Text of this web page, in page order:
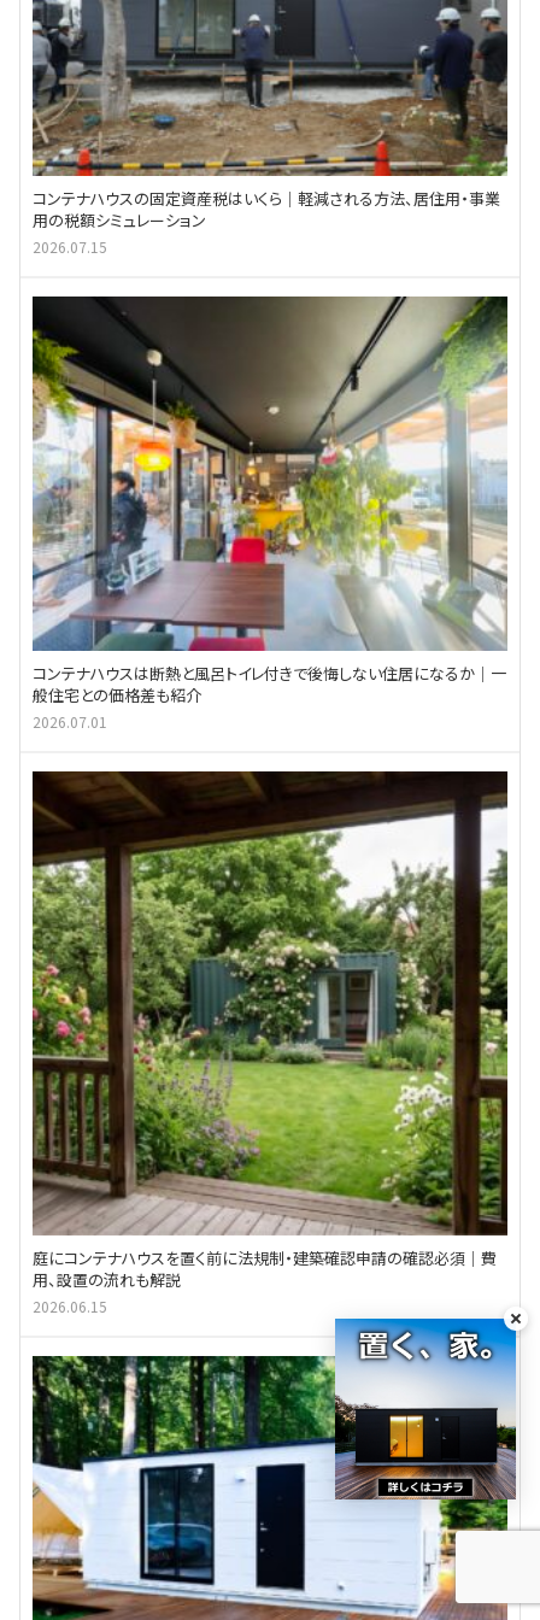
コンテナハウスの固定資産税はいくら｜軽減される方法、居住用・事業
用の税額シミュレーション
2026.07.15
コンテナハウスは断熱と風呂トイレ付きで後悔しない住居になるか｜一
般住宅との価格差も紹介
2026.07.01
庭にコンテナハウスを置く前に法規制・建築確認申請の確認必須｜費
用、設置の流れも解説
2026.06.15